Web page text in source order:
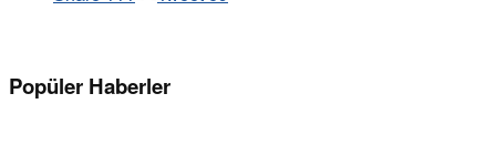
Popüler Haberler